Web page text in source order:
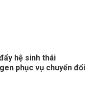
hệ sinh thái
phục vụ chuyển đổi